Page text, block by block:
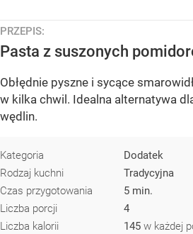
PRZEPIS:
Pasta z suszonych
Obłędnie pyszne i sycące
w kilka chwil. Idealna alternatywa
wędlin.
Kategoria
Dodatek
Rodzaj kuchni
Tradycyjna
Czas przygotowania
5 min.
Liczba porcji
4
Liczba kalorii
145 w każdej